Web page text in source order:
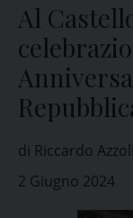
Al
di Riccardo
2 Giugno 2024